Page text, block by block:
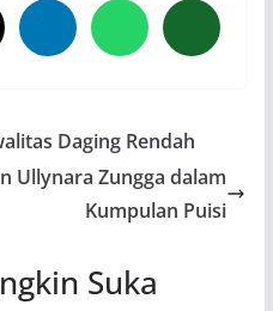
Daging Rendah
Ullynara Zungga dalam
Kumpulan Puisi
Suka